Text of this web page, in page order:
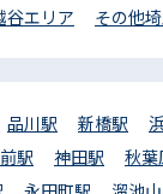
谷エリア その他
品川駅 新橋駅
駅 神田駅 秋葉